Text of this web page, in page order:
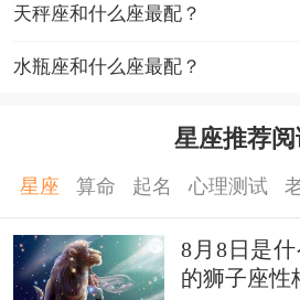
天秤座和什么座最配？
水瓶座和什么座最配？
星座推荐
星座 算命 起名 心理测试
8月8日是
的狮子座性